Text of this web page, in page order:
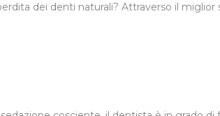
dei denti naturali? Attraverso il